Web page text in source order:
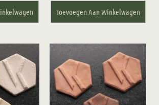
Toevoegen Aan Winkelwagen